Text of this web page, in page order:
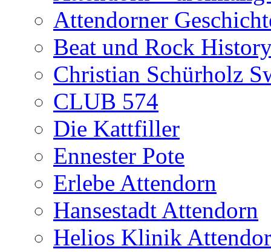
Attendorner
Beat und Rock
Christian Schürholz
CLUB 574
Die Kattfiller
Ennester Pote
Erlebe Attendorn
Hansestadt Attendorn
Helios Klinik